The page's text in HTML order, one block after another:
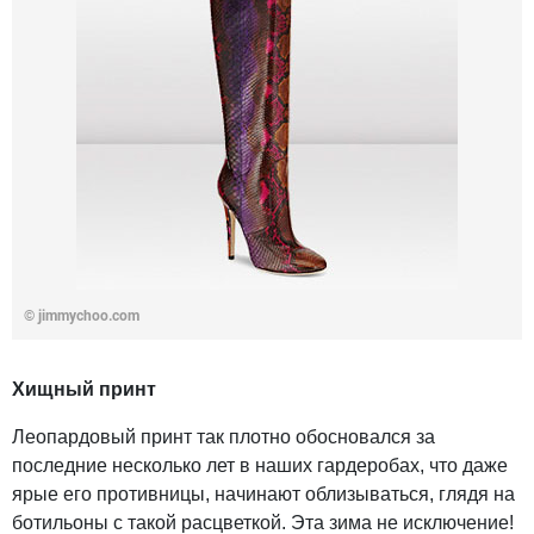
© jimmychoo.com
Хищный принт
Леопардовый принт так плотно обосновался за
последние несколько лет в наших гардеробах, что даже
ярые его противницы, начинают облизываться, глядя на
ботильоны с такой расцветкой. Эта зима не исключение!